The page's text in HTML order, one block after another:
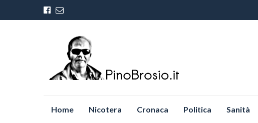
Home Nicotera Cronaca Politica Sanità